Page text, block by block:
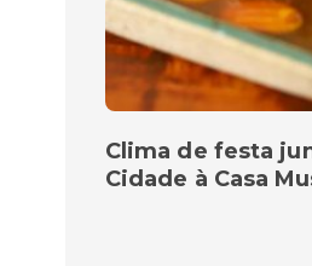
Clima de festa
Cidade à Casa